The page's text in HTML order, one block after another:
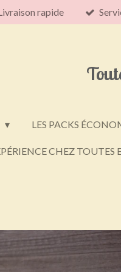
rapide
LES PACKS
CHEZ TOUTES